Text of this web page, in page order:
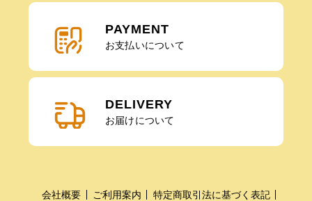
PAYMENT
お支払いについて
DELIVERY
お届けについて
会社概要 ご利用案内 特定商取引法に基づく表記